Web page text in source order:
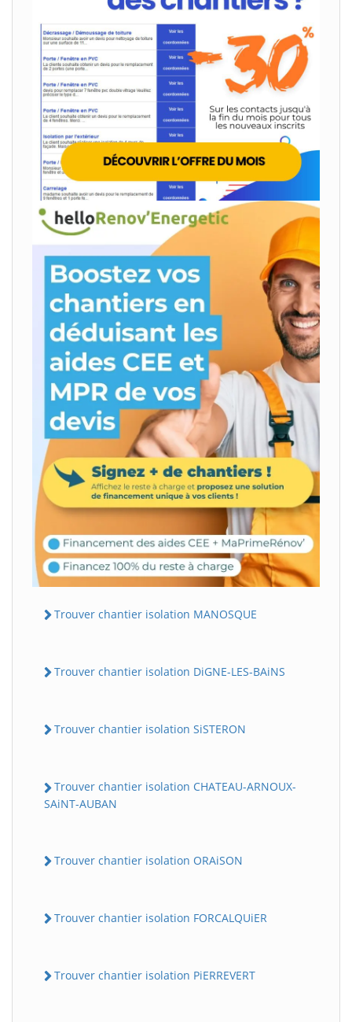
Trouver chantier isolation MANOSQUE
Trouver chantier isolation DiGNE-LES-BAiNS
Trouver chantier isolation SiSTERON
Trouver chantier isolation CHATEAU-ARNOUX-
SAiNT-AUBAN
Trouver chantier isolation ORAiSON
Trouver chantier isolation FORCALQUiER
Trouver chantier isolation PiERREVERT